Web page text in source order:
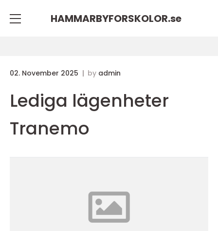
HAMMARBYFORSKOLOR.se
02. November 2025 by admin
Lediga lägenheter
Tranemo